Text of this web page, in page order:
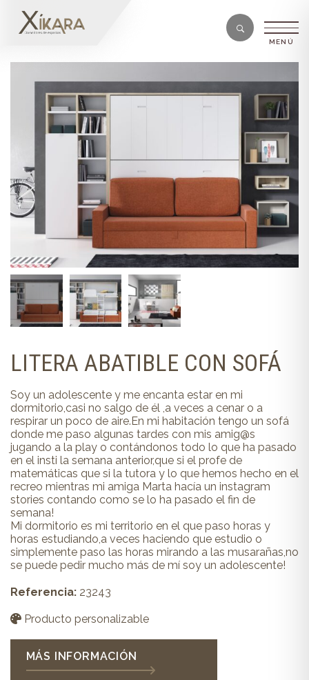
LITERA ABATIBLE CON SOFÁ
Soy un adolescente y me encanta estar en mi
dormitorio,casi no salgo de él ,a veces a cenar o a
respirar un poco de aire.En mi habitación tengo un sofá
donde me paso algunas tardes con mis amig@s
jugando a la play o contándonos todo lo que ha pasado
en el insti la semana anterior,que si el profe de
matemáticas que si la tutora y lo que hemos hecho en el
recreo mientras mi amiga Marta hacía un instagram
stories contando como se lo ha pasado el fin de
semana!
Mi dormitorio es mi territorio en el que paso horas y
horas estudiando,a veces haciendo que estudio o
simplemente paso las horas mirando a las musarañas,no
se puede pedir mucho más de mí soy un adolescente!
Referencia: 23243
Producto personalizable
MÁS INFORMACIÓN